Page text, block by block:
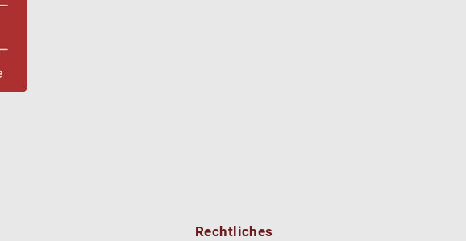
Rechtliches